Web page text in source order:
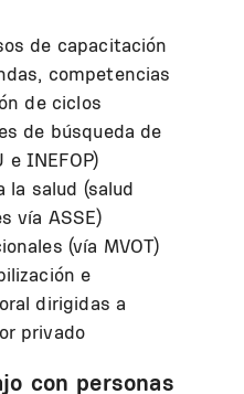
de capacitación
competencias
de ciclos
de búsqueda de
e INEFOP)
la salud (salud
vía ASSE)
(vía MVOT)
e
dirigidas a
privado
con personas